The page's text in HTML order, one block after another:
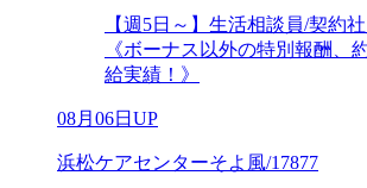
【週5日～】生活相談員/契約社
《ボーナス以外の特別報酬、
給実績！》
08月06日UP
浜松ケアセンターそよ風/17877